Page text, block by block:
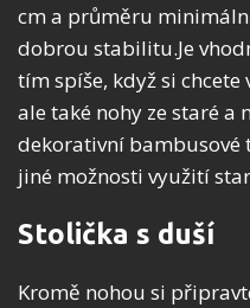
cm a průměru
dobrou stabilitu.Je
tím spíše, když si
ale také nohy ze staré a
dekorativní bambusové
jiné možnosti využití
Stolička s duší
Kromě nohou si